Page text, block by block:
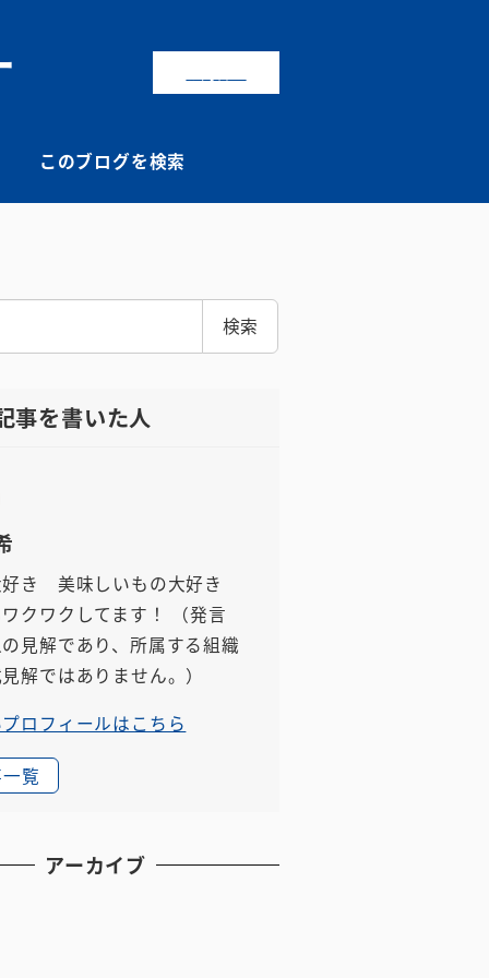
このブログを検索
検索
事を書いた人
好き 美味しいもの大好き
クワクしてます！
（発言
見解であり、所属する組織
解ではありません。）
ロフィールはこちら
覧
アーカイブ